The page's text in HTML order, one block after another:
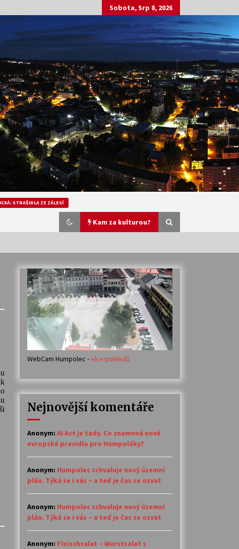
Sobota, Srp 8, 2026
STRAŠIDLA ZE ZÁLESÍ
Kam za kulturou?
Veselí muzikanti
30. 7. 2026
Votavžatský ploty
23. 7. 2026
14. 7. 2026
30. 6. 2026
WebCam Humpolec -více pohledů
Nejnovější komentáře
Anonym: AI Act je tady. Co znamená nové
evropské pravidlo pro Humpoláky?
Anonym: Humpolec schvaluje nový územní
plán. Týká se i vás – a teď je čas se ozvat
Anonym: Humpolec schvaluje nový územní
plán. Týká se i vás – a teď je čas se ozvat
Anonym: Fleischsalat – Wurstsalat s